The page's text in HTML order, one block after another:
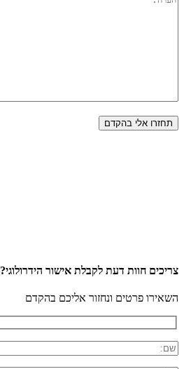
צריכים חוות דעת לקבלת אישור הידרולוגי?
השאירו פרטים ונחזור אליכם בהקדם